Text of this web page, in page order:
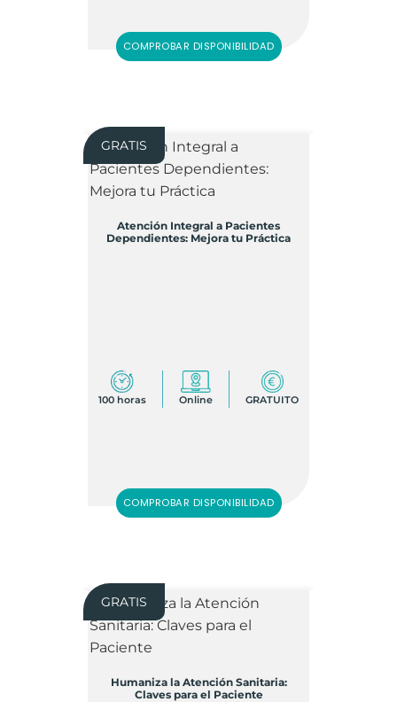
COMPROBAR DISPONIBILIDAD
GRATIS
Atención Integral a Pacientes
Dependientes: Mejora tu Práctica
100 horas Online GRATUITO
COMPROBAR DISPONIBILIDAD
GRATIS
Humaniza la Atención Sanitaria:
Claves para el Paciente